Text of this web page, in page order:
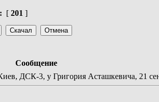
[ 201 ]
Сообщение
ДСК-3, у Григория Асташкевича, 21